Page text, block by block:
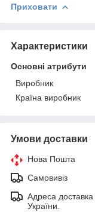
Приховати
Характеристики
Основні атрибути
Виробник
Країна виробник
Умови доставки
Нова Пошта
Самовивіз
Адреса доставка
України.